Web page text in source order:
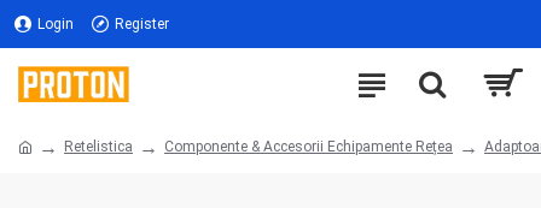
Login Register
Retelistica Componente & Accesorii Echipamente Rețea